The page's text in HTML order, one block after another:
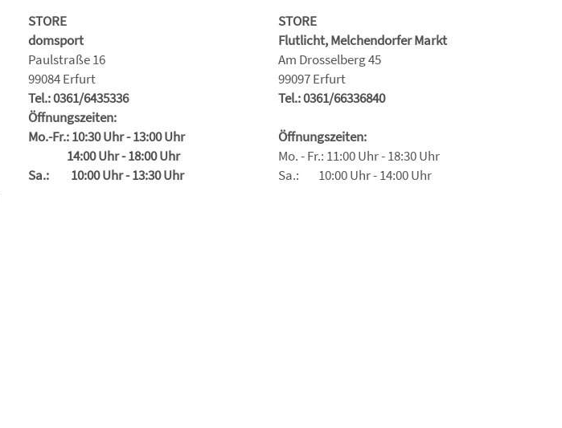
STORE
domsport
Paulstraße 16
99084 Erfurt
Tel.: 0361/6435336
Öffnungszeiten:
Mo.-Fr.: 10:30 Uhr - 13:00 Uhr
14:00 Uhr - 18:00 Uhr
Sa.: 10:00 Uhr - 13:30 Uhr
STORE
Flutlicht, Melchendorfer Markt
Am Drosselberg 45
99097 Erfurt
Tel.: 0361/66336840
Öffnungszeiten:
Mo. - Fr.: 11:00 Uhr - 18:30 Uhr
Sa.: 10:00 Uhr - 14:00 Uhr